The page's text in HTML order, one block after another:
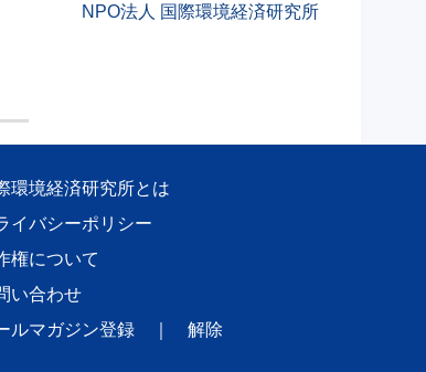
NPO法人 国際環境経済研究所
環境経済研究所とは
イバシーポリシー
権について
い合わせ
ルマガジン登録
解除